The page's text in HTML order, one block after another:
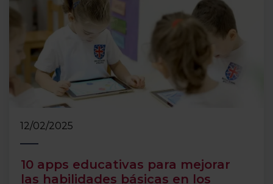
12/02/2025
10 apps educativas para mejorar
las habilidades básicas en los